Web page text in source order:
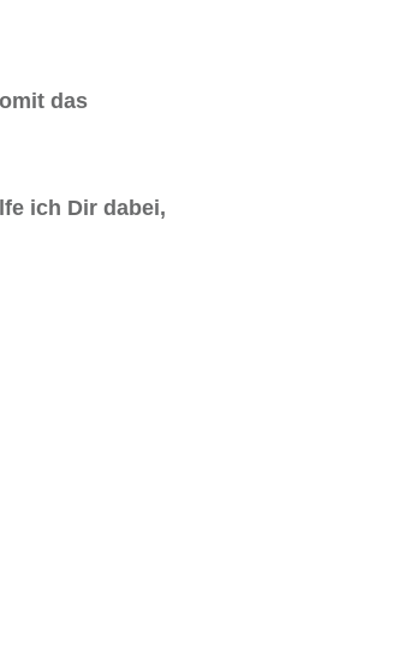
das
ich Dir dabei,